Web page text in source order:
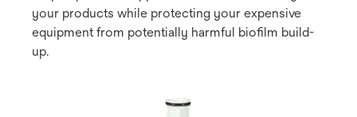
your products while protecting your expensive
equipment from potentially harmful biofilm build-
up.